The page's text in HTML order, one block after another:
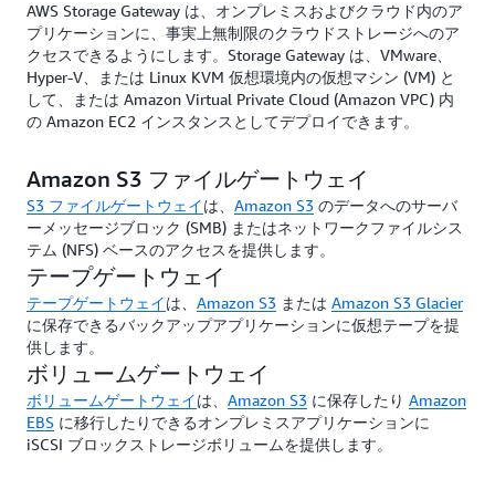
AWS Storage Gateway は、オンプレミスおよびクラウド内のア
プリケーションに、事実上無制限のクラウドストレージへのア
クセスできるようにします。Storage Gateway は、VMware、
Hyper-V、または Linux KVM 仮想環境内の仮想マシン (VM) と
して、または Amazon Virtual Private Cloud (Amazon VPC) 内
の Amazon EC2 インスタンスとしてデプロイできます。
Amazon S3 ファイルゲートウェイ
S3 ファイルゲートウェイは、 Amazon S3 のデータへのサーバ
ーメッセージブロック (SMB) またはネットワークファイルシス
テム (NFS) ベースのアクセスを提供します。
テープゲートウェイ
テープゲートウェイは、 Amazon S3 または Amazon S3 Glacier
に保存できるバックアップアプリケーションに仮想テープを提
供します。
ボリュームゲートウェイ
ボリュームゲートウェイは、 Amazon S3 に保存したり Amazon
EBS に移行したりできるオンプレミスアプリケーションに
iSCSI ブロックストレージボリュームを提供します。